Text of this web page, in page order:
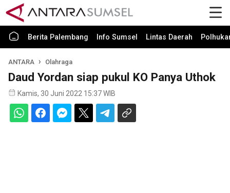
Berita Palembang Info Sumsel Lintas Daerah
ANTARA Olahraga
Daud Yordan siap pukul KO Panya Uthok
Kamis, 30 Juni 2022 15:37 WIB